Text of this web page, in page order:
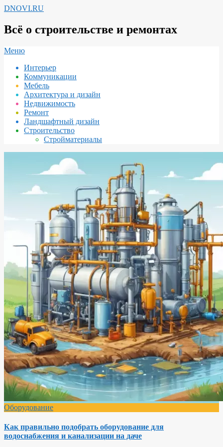
Перейти
содержимому
DNOVI.RU
Всё о строительстве и ремонтах
Вторичное
навигации
Меню
Интерьер
Коммуникации
Мебель
Архитектура и дизайн
Недвижимость
Ремонт
Ландшафтный дизайн
Строительство
Стройматериалы
Оборудование
Как правильно подобрать оборудование для
водоснабжения и канализации на даче